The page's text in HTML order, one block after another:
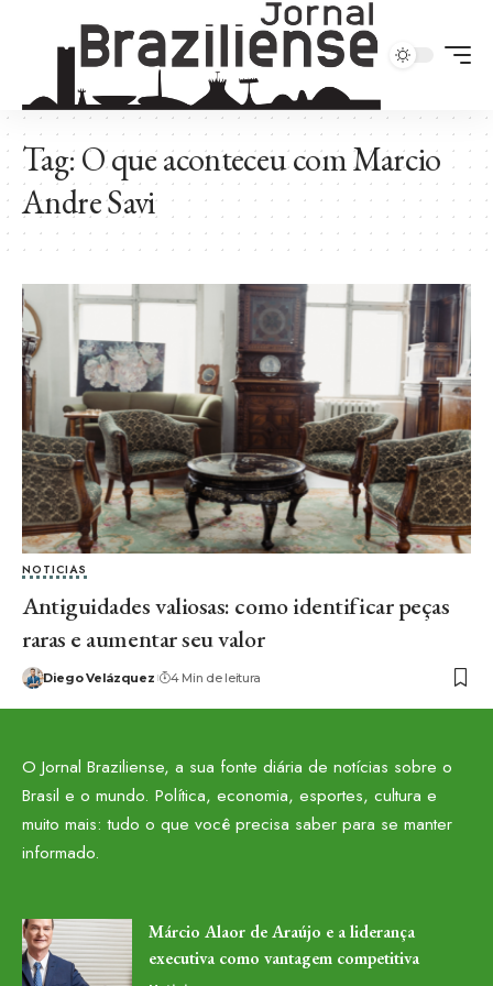
Tag:O que aconteceu com Marcio
Andre Savi
NOTICIAS
Antiguidades valiosas: como identificar peças
raras e aumentar seu valor
Diego Velázquez 4 Min de leitura
O Jornal Braziliense, a sua fonte diária de notícias sobre o
Brasil e o mundo. Política, economia, esportes, cultura e
muito mais: tudo o que você precisa saber para se manter
informado.
Márcio Alaor de Araújo e a liderança
executiva como vantagem competitiva